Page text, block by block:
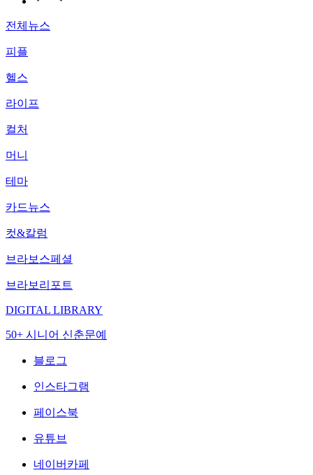
전체뉴스
피플
헬스
라이프
컬처
머니
테마
카드뉴스
컷&칼럼
브라보스페셜
브라보리포트
DIGITAL LIBRARY
50+ 시니어 신춘문예
블로그
인스타그램
페이스북
유튜브
네이버카페